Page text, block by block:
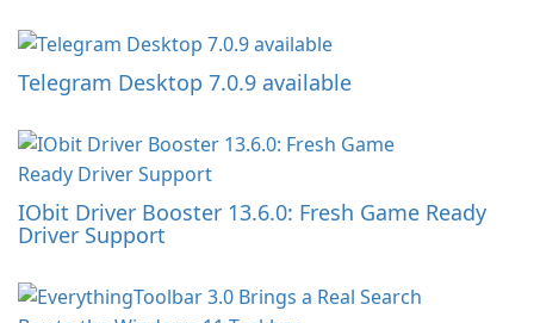
Telegram Desktop 7.0.9 available
IObit Driver Booster 13.6.0: Fresh Game Ready
Driver Support